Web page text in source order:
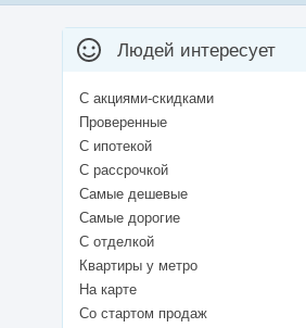
Людей интересует
С акциями-скидками
Проверенные
С ипотекой
С рассрочкой
Самые дешевые
Самые дорогие
С отделкой
Квартиры у метро
На карте
Со стартом продаж